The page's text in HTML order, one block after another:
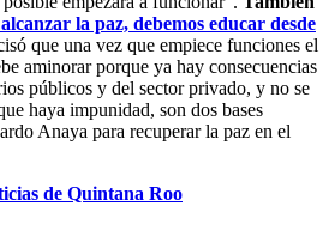
la paz, debemos educar desde
que una vez que empiece funciones el
aminorar porque ya hay consecuencias
públicos y del sector privado, y no se
haya impunidad, son dos bases
Anaya para recuperar la paz en el
de Quintana Roo